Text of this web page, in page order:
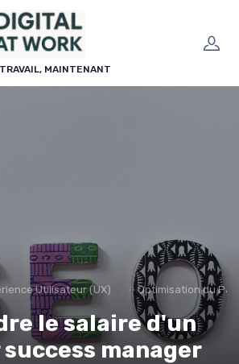
MAINTENANT
Utilisateur (UX) et Design Optimisation du
le salaire d'un
manager
des cookies